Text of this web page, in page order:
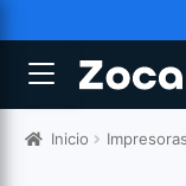
Inicio Impresoras